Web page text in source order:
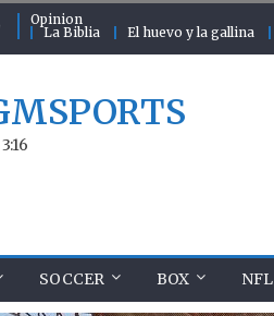
Opinion
La Biblia
El huevo y la gallina
SOCCER BOX NFL